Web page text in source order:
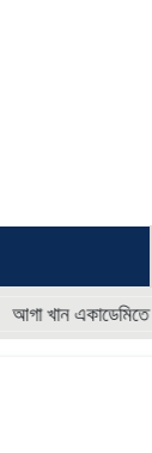
একাডেমিতে